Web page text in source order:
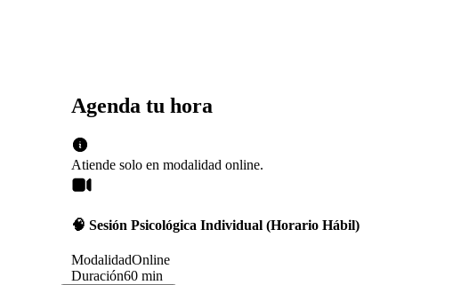
Agenda tu hora
Atiende solo en modalidad online.
🧠 Sesión Psicológica Individual (Horario Hábil)
ModalidadOnline
Duración60 min